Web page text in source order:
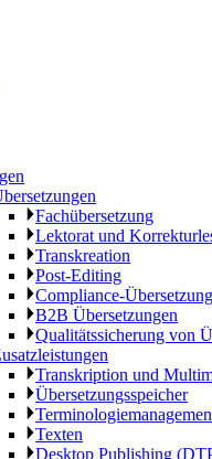
Fachübersetzung
Lektorat und
Transkreation
Post-Editing
Compliance-
B2B Übersetzungen
Qualitätssicherung von
Transkription und
Übersetzungsspeicher
Texten
Desktop Publishing